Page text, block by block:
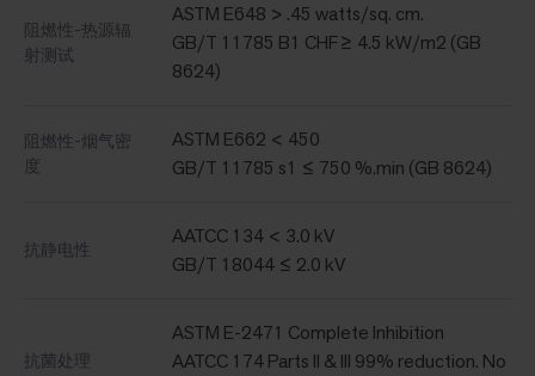
阻燃性-热源辐
射测试
ASTM E648 > .45 watts/sq. cm.
GB/T 11785 B1 CHF≥ 4.5 kW/m2 (GB
8624)
阻燃性-烟气密
度
ASTM E662 < 450
GB/T 11785 s1 ≤ 750 %.min (GB 8624)
抗静电性
AATCC 134 < 3.0 kV
GB/T 18044 ≤ 2.0 kV
抗菌处理
ASTM E-2471 Complete Inhibition
AATCC 174 Parts II & III 99% reduction. No